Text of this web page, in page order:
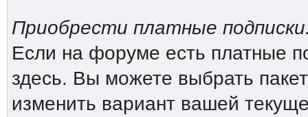
Приобрести платные
Если на форуме есть платные
здесь. Вы можете выбрать
изменить вариант вашей